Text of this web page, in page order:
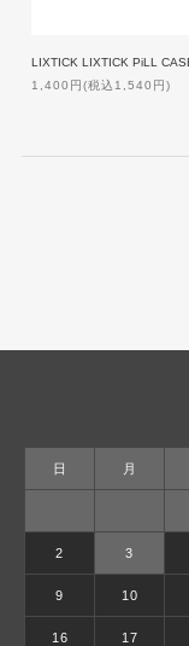
1,400円(税込1,540円)
日 月
2 3
9 10
16 17